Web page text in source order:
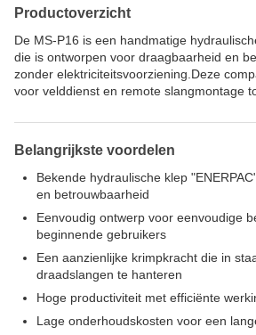
Productoverzicht
De MS-P16 is een handmatige
die is ontworpen voor draagbaarheid en
zonder elektriciteitsvoorziening.Deze
voor velddienst en remote slangmontage
Belangrijkste voordelen
Bekende hydraulische klep
en betrouwbaarheid
Eenvoudig ontwerp voor eenvoudige
beginnende gebruikers
Een aanzienlijke krimpkracht die in
draadslangen te hanteren
Hoge productiviteit met efficiënte
Lage onderhoudskosten voor een